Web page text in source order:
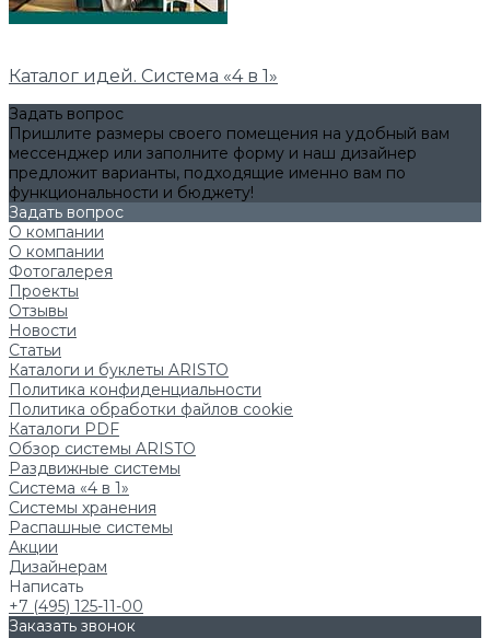
Каталог идей. Система «4 в 1»
Задать вопрос
Пришлите размеры своего помещения на удобный вам
мессенджер или заполните форму и наш дизайнер
предложит варианты, подходящие именно вам по
функциональности и бюджету!
Задать вопрос
О компании
О компании
Фотогалерея
Проекты
Отзывы
Новости
Статьи
Каталоги и буклеты ARISTO
Политика конфиденциальности
Политика обработки файлов cookie
Каталоги PDF
Обзор системы ARISTO
Раздвижные системы
Система «4 в 1»
Системы хранения
Распашные системы
Акции
Дизайнерам
Написать
+7 (495) 125-11-00
Заказать звонок